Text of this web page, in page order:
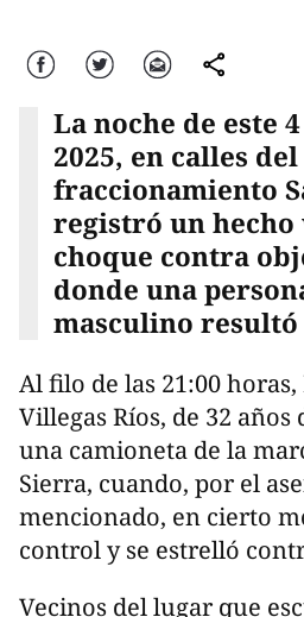
Facebook Twitter Correo comparte
La noche de este
2025, en calles del
fraccionamiento
registró un
choque contra
donde una
masculino resultó
Al filo de las 21:00
Villegas Ríos, de 32
una camioneta de la
Sierra, cuando, por el
mencionado, en cierto
control y se estrelló
Vecinos del lugar que